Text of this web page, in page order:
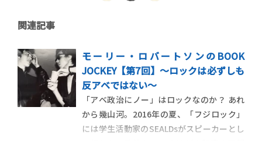
関連記事
モーリー・ロバートソンのBOOK
JOCKEY【第7回】～ロックは必ずしも
反アベではない～
「アベ政治にノー」はロックなのか？ あれ
から幾山河。2016年の夏、「フジロック」
には学生活動家のSEALDsがスピーカーとし